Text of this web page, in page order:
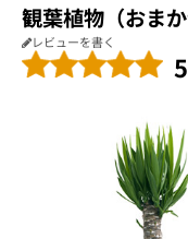
観葉植物（おまか
レビューを書く